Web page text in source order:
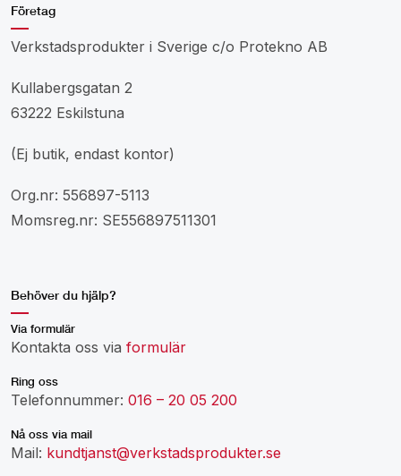
Företag
Verkstadsprodukter i Sverige c/o Protekno AB
Kullabergsgatan 2
63222 Eskilstuna
(Ej butik, endast kontor)
Org.nr: 556897-5113
Momsreg.nr: SE556897511301
Behöver du hjälp?
Via formulär
Kontakta oss via formulär
Ring oss
Telefonnummer: 016 – 20 05 200
Nå oss via mail
Mail: kundtjanst@verkstadsprodukter.se